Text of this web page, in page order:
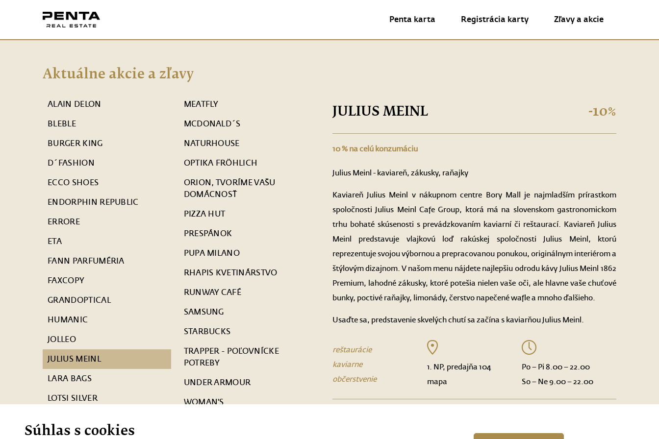
Súhlas s cookies
Penta karta Registrácia karty Zľavy a akcie
Aktuálne akcie a zľavy
ALAIN DELON
BLEBLE
BURGER KING
D´FASHION
ECCO SHOES
ENDORPHIN REPUBLIC
ERRORE
ETA
FANN PARFUMÉRIA
FAXCOPY
GRANDOPTICAL
HUMANIC
JOLLEO
JULIUS MEINL
LARA BAGS
LOTSI SILVER
MEATFLY
MCDONALD´S
NATURHOUSE
OPTIKA FRÖHLICH
ORION, TVORÍME VAŠU
DOMÁCNOSŤ
PIZZA HUT
PRESPÁNOK
PUPA MILANO
RHAPIS KVETINÁRSTVO
RUNWAY CAFÉ
SAMSUNG
STARBUCKS
TRAPPER - POĽOVNÍCKE
POTREBY
UNDER ARMOUR
WOMAN'S
JULIUS MEINL -10%
10 % na celú konzumáciu
Julius Meinl - kaviareň, zákusky, raňajky
Kaviareň Julius Meinl v nákupnom centre Bory Mall je najmladším prírastkom
spoločnosti Julius Meinl Cafe Group, ktorá má na slovenskom gastronomickom
trhu bohaté skúsenosti s prevádzkovaním kaviarní či reštaurací. Kaviareň Julius
Meinl predstavuje vlajkovú loď rakúskej spoločnosti Julius Meinl, ktorú
reprezentuje svojou výbornou a prepracovanou ponukou, originálnym interiérom a
štýlovým dizajnom. V našom menu nájdete najlepšiu odrodu kávy Julius Meinl 1862
Premium, lahodné zákusky, ktoré potešia nielen vaše oči, ale hlavne vaše chuťové
bunky, poctivé raňajky, limonády, čerstvo napečené wafle a mnoho ďalšieho.
Usaďte sa, predstavenie skvelých chutí sa začína s kaviarňou Julius Meinl.
reštaurácie
kaviarne
občerstvenie
1. NP, predajňa 104
mapa
Po – Pi 8.00 – 22.00
So – Ne 9.00 – 22.00